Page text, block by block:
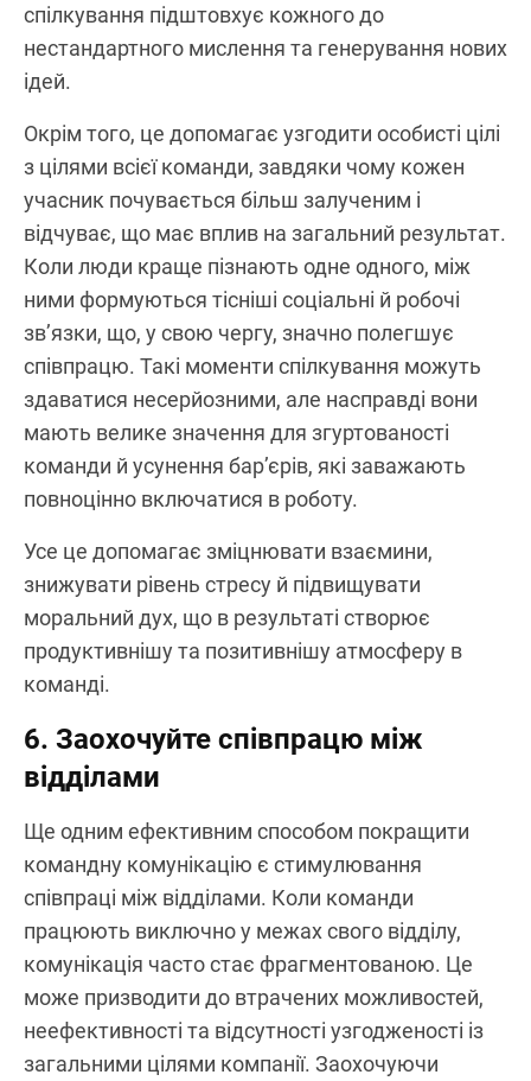
спілкування підштовхує кожного до
нестандартного мислення та генерування нових
ідей.
Окрім того, це допомагає узгодити особисті цілі
з цілями всієї команди, завдяки чому кожен
учасник почувається більш залученим і
відчуває, що має вплив на загальний результат.
Коли люди краще пізнають одне одного, між
ними формуються тісніші соціальні й робочі
зв’язки, що, у свою чергу, значно полегшує
співпрацю. Такі моменти спілкування можуть
здаватися несерйозними, але насправді вони
мають велике значення для згуртованості
команди й усунення бар’єрів, які заважають
повноцінно включатися в роботу.
Усе це допомагає зміцнювати взаємини,
знижувати рівень стресу й підвищувати
моральний дух, що в результаті створює
продуктивнішу та позитивнішу атмосферу в
команді.
6. Заохочуйте співпрацю між
відділами
Ще одним ефективним способом покращити
командну комунікацію є стимулювання
співпраці між відділами. Коли команди
працюють виключно у межах свого відділу,
комунікація часто стає фрагментованою. Це
може призводити до втрачених можливостей,
неефективності та відсутності узгодженості із
загальними цілями компанії. Заохочуючи